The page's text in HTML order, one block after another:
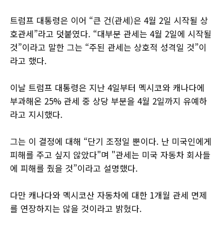
트럼프 대통령은 이어 “큰 건(관세)은 4월 2일 시작될 상
호관세”라고 덧붙였다. “대부분 관세는 4월 2일에 시작될
것”이라고 말한 그는 “주된 관세는 상호적 성격일 것”이
라고 했다.
이날 트럼프 대통령은 지난 4일부터 멕시코와 캐나다에
부과해온 25% 관세 중 상당 부분을 4월 2일까지 유예하
라고 지시했다.
그는 이 결정에 대해 “단기 조정일 뿐이다. 난 미국인에게
피해를 주고 싶지 않았다"며 "관세는 미국 자동차 회사들
에 피해를 줬을 것”이라고 설명했다.
다만 캐나다와 멕시코산 자동차에 대한 1개월 관세 면제
를 연장하지는 않을 것이라고 밝혔다.